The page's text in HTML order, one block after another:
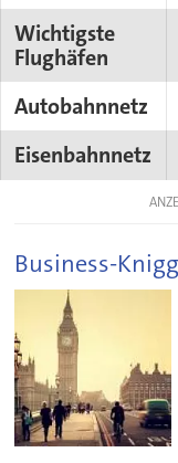
Wichtigste
Flughäfen
Autobahnnetz
Eisenbahnnetz
Business-